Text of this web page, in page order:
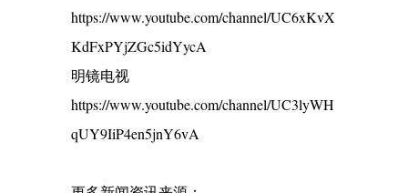
https://www.youtube.com/channel/UC6xKvX
KdFxPYjZGc5idYycA
明镜电视
https://www.youtube.com/channel/UC3lyWH
qUY9IiP4en5jnY6vA